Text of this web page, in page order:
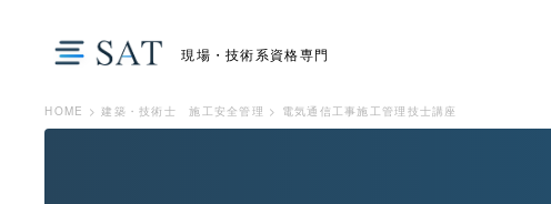
現場・技術系資格専門
HOME > 建築・技術士 施工安全管理 > 電気通信工事施工管理技士講座